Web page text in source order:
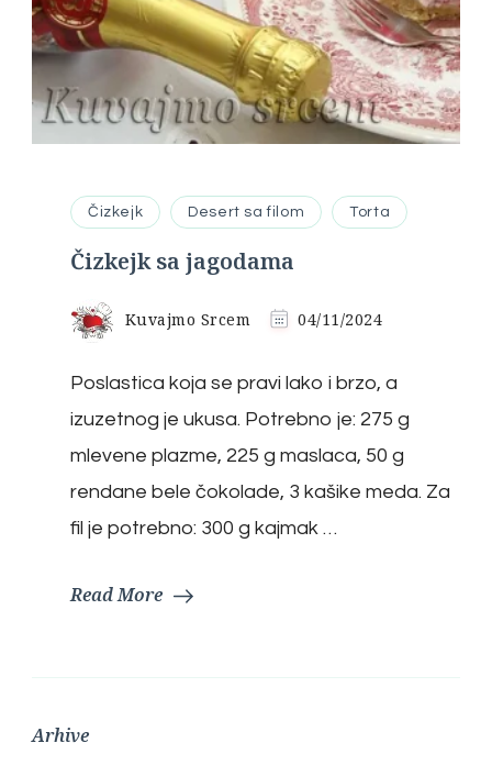
Čizkejk Desert sa filom Torta
Čizkejk sa jagodama
Kuvajmo Srcem 04/11/2024
Poslastica koja se pravi lako i brzo, a
izuzetnog je ukusa. Potrebno je: 275 g
mlevene plazme, 225 g maslaca, 50 g
rendane bele čokolade, 3 kašike meda. Za
fil je potrebno: 300 g kajmak …
Read More
Arhive